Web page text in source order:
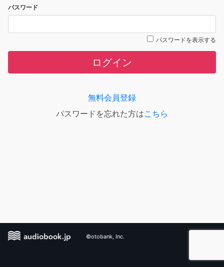
パスワード
パスワードを表示する
ログイン
無料会員登録
パスワードを忘れた方はこちら
©otobank, Inc.